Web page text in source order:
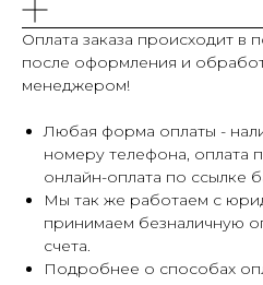
Оплата заказа происходит в
после оформления и
менеджером!
Любая форма оплаты -
номеру телефона, оплата
онлайн-оплата по ссылке
Мы так же работаем с
принимаем безналичную
счета.
Подробнее о способах